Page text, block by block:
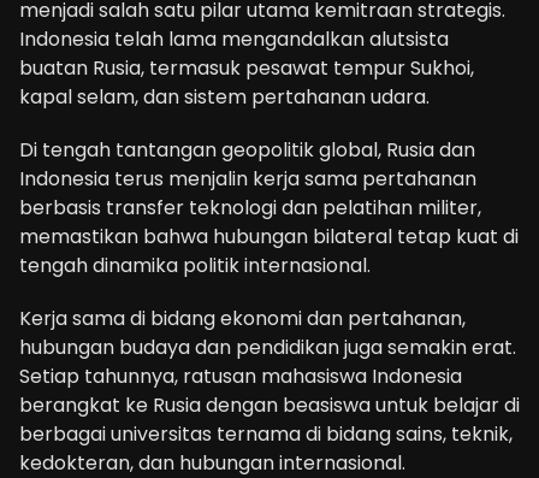
menjadi salah satu pilar utama kemitraan strategis.
Indonesia telah lama mengandalkan alutsista
buatan Rusia, termasuk pesawat tempur Sukhoi,
kapal selam, dan sistem pertahanan udara.
Di tengah tantangan geopolitik global, Rusia dan
Indonesia terus menjalin kerja sama pertahanan
berbasis transfer teknologi dan pelatihan militer,
memastikan bahwa hubungan bilateral tetap kuat di
tengah dinamika politik internasional.
Kerja sama di bidang ekonomi dan pertahanan,
hubungan budaya dan pendidikan juga semakin erat.
Setiap tahunnya, ratusan mahasiswa Indonesia
berangkat ke Rusia dengan beasiswa untuk belajar di
berbagai universitas ternama di bidang sains, teknik,
kedokteran, dan hubungan internasional.